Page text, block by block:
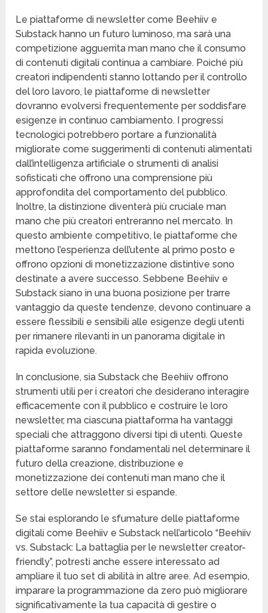
Le piattaforme di newsletter come Beehiiv e
Substack hanno un futuro luminoso, ma sarà una
competizione agguerrita man mano che il consumo
di contenuti digitali continua a cambiare. Poiché più
creatori indipendenti stanno lottando per il controllo
del loro lavoro, le piattaforme di newsletter
dovranno evolversi frequentemente per soddisfare
esigenze in continuo cambiamento. I progressi
tecnologici potrebbero portare a funzionalità
migliorate come suggerimenti di contenuti alimentati
dall’intelligenza artificiale o strumenti di analisi
sofisticati che offrono una comprensione più
approfondita del comportamento del pubblico.
Inoltre, la distinzione diventerà più cruciale man
mano che più creatori entreranno nel mercato. In
questo ambiente competitivo, le piattaforme che
mettono l’esperienza dell’utente al primo posto e
offrono opzioni di monetizzazione distintive sono
destinate a avere successo. Sebbene Beehiiv e
Substack siano in una buona posizione per trarre
vantaggio da queste tendenze, devono continuare a
essere flessibili e sensibili alle esigenze degli utenti
per rimanere rilevanti in un panorama digitale in
rapida evoluzione.
In conclusione, sia Substack che Beehiiv offrono
strumenti utili per i creatori che desiderano interagire
efficacemente con il pubblico e costruire le loro
newsletter, ma ciascuna piattaforma ha vantaggi
speciali che attraggono diversi tipi di utenti. Queste
piattaforme saranno fondamentali nel determinare il
futuro della creazione, distribuzione e
monetizzazione dei contenuti man mano che il
settore delle newsletter si espande.
Se stai esplorando le sfumature delle piattaforme
digitali come Beehiiv e Substack nell’articolo “Beehiiv
vs. Substack: La battaglia per le newsletter creator-
friendly”, potresti anche essere interessato ad
ampliare il tuo set di abilità in altre aree. Ad esempio,
imparare la programmazione da zero può migliorare
significativamente la tua capacità di gestire o